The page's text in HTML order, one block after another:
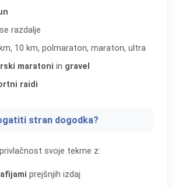
razdalje
10 km, polmaraton, maraton, ultra
maratoni in gravel
raidi
stran dogodka?
svoje tekme z:
prejšnjih izdaj